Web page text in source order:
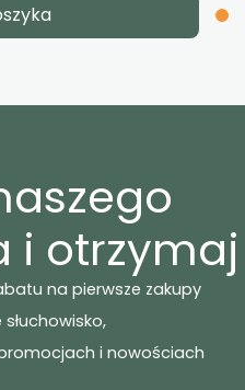
i otrzymaj
na pierwsze zakupy
i nowościach